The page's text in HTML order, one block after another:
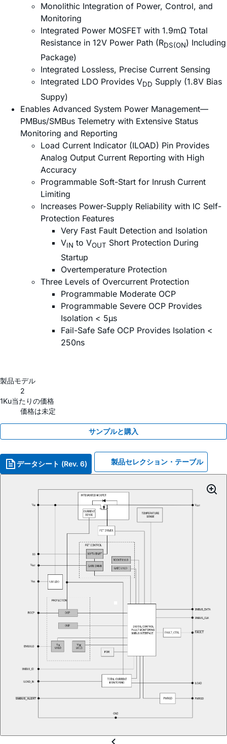
Monolithic Integration of Power, Control, and
Monitoring
Integrated Power MOSFET with 1.9mΩ Total
Resistance in 12V Power Path (RDS(ON) Including
Package)
Integrated Lossless, Precise Current Sensing
Integrated LDO Provides VDD Supply (1.8V Bias
Suppy)
Enables Advanced System Power Management—
PMBus/SMBus Telemetry with Extensive Status
Monitoring and Reporting
Load Current Indicator (ILOAD) Pin Provides
Analog Output Current Reporting with High
Accuracy
Programmable Soft-Start for Inrush Current
Limiting
Increases Power-Supply Reliability with IC Self-
Protection Features
Very Fast Fault Detection and Isolation
VIN to VOUT Short Protection During
Startup
Overtemperature Protection
Three Levels of Overcurrent Protection
Programmable Moderate OCP
Programmable Severe OCP Provides
Isolation < 5µs
Fail-Safe Safe OCP Provides Isolation <
250ns
製品モデル
2
1Ku当たりの価格
価格は未定
サンプルと購入
データシート (Rev. 6) 製品セレクション・テーブル